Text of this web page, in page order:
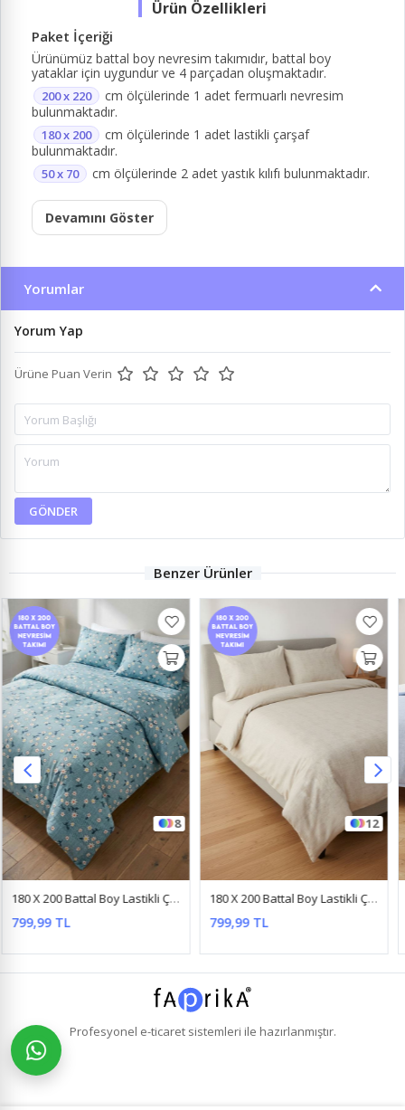
Paket İçeriği
Ürünümüz battal boy nevresim takımıdır, battal boy
yataklar için uygundur ve 4 parçadan oluşmaktadır.
200 x 220
cm ölçülerinde 1 adet fermuarlı nevresim
bulunmaktadır.
180 x 200
cm ölçülerinde 1 adet lastikli çarşaf
bulunmaktadır.
50 x 70 cm ölçülerinde 2 adet yastık kılıfı bulunmaktadır.
Devamını Göster
Yorumlar
Yorum Yap
Ürüne Puan Verin
GÖNDER
Benzer Ürünler
12
180 X 200 Battal Boy Lastikli Çarşaf Düz Renk Nevresim Takımı Krem
799,99 TL
12
180 X 200 Battal Boy Lastikli Çarşaf Düz Renk Nevresim Takımı Mavi
799,99 TL
Profesyonel e-ticaretsistemleri ile hazırlanmıştır.